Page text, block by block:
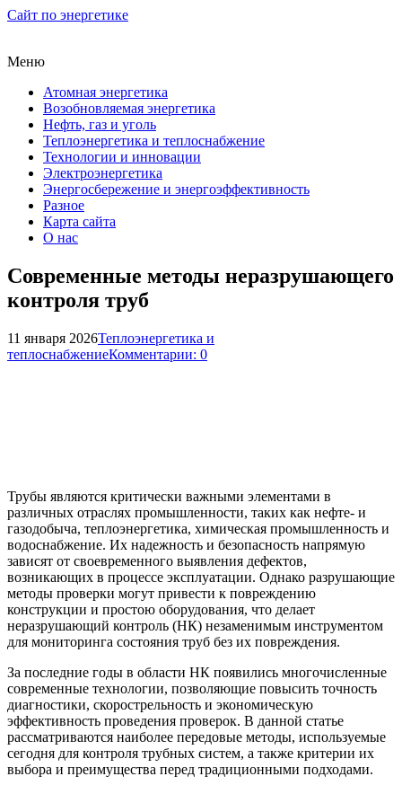
Сайт по энергетике
Меню
Атомная энергетика
Возобновляемая энергетика
Нефть, газ и уголь
Теплоэнергетика и теплоснабжение
Технологии и инновации
Электроэнергетика
Энергосбережение и энергоэффективность
Разное
Карта сайта
О нас
Современные методы неразрушающего
контроля труб
11 января 2026Теплоэнергетика и
теплоснабжениеКомментарии: 0
Трубы являются критически важными элементами в
различных отраслях промышленности, таких как нефте- и
газодобыча, теплоэнергетика, химическая промышленность и
водоснабжение. Их надежность и безопасность напрямую
зависят от своевременного выявления дефектов,
возникающих в процессе эксплуатации. Однако разрушающие
методы проверки могут привести к повреждению
конструкции и простою оборудования, что делает
неразрушающий контроль (НК) незаменимым инструментом
для мониторинга состояния труб без их повреждения.
За последние годы в области НК появились многочисленные
современные технологии, позволяющие повысить точность
диагностики, скорострельность и экономическую
эффективность проведения проверок. В данной статье
рассматриваются наиболее передовые методы, используемые
сегодня для контроля трубных систем, а также критерии их
выбора и преимущества перед традиционными подходами.